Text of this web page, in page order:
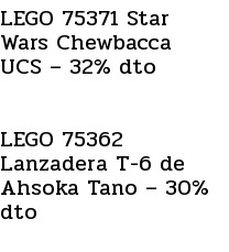
LEGO 75371 Star
Wars Chewbacca
UCS – 32% dto
LEGO 75362
Lanzadera T-6 de
Ahsoka Tano – 30%
dto